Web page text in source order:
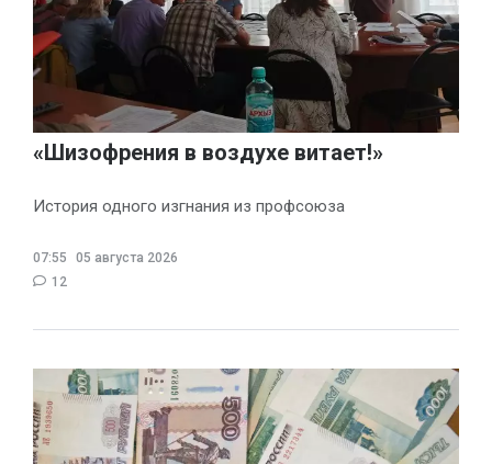
«Шизофрения в воздухе витает!»
История одного изгнания из профсоюза
07:55
05 августа 2026
12